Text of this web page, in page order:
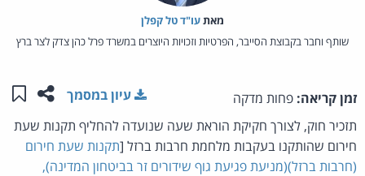
מאת‏עו"ד טל קפלן
שותף וחבר בקבוצת הסייבר, הפרטיות וזכויות היוצרים במשרד פרל כהן צדק לצר ברץ
זמן קריאה: פחות מדקה שתפו
עיון במסמך
תזכיר חוק, לצורך חקיקת הוראת שעה שנועדה להחליף תקנות שעת
חירום שהותקנו בעקבות מלחמת חרבות ברזל [תקנות שעת חירום
(חרבות ברזל)(מניעת פגיעת גוף שידורים זר בביטחון המדינה),